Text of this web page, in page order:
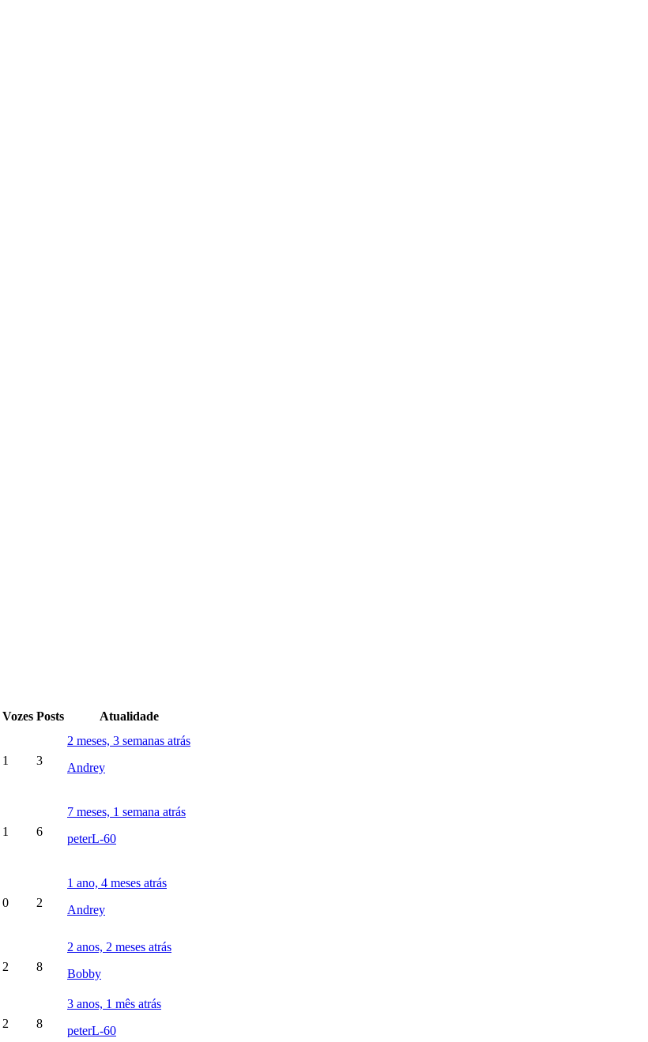
Vozes Posts
Atualidade
1 3
2 meses, 3 semanas atrás
Andrey
1 6
7 meses, 1 semana atrás
peterL-60
0 2
1 ano, 4 meses atrás
Andrey
2 8
2 anos, 2 meses atrás
Bobby
2 8
3 anos, 1 mês atrás
peterL-60